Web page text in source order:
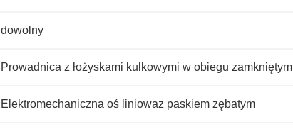
dowolny
Prowadnica z łożyskami kulkowymi w obiegu zamkniętym
Elektromechaniczna oś liniowaz paskiem zębatym